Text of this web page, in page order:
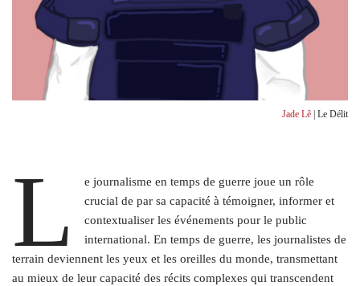
Jade Lê | Le Délit
L
e journalisme en temps de guerre joue un rôle
crucial de par sa capacité à témoigner, informer et
contextualiser les événements pour le public
international. En temps de guerre, les journalistes de
terrain deviennent les yeux et les oreilles du monde, transmettant
au mieux de leur capacité des récits complexes qui transcendent